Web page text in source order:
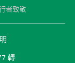
者致敬
轉